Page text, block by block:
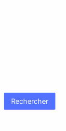
Rechercher